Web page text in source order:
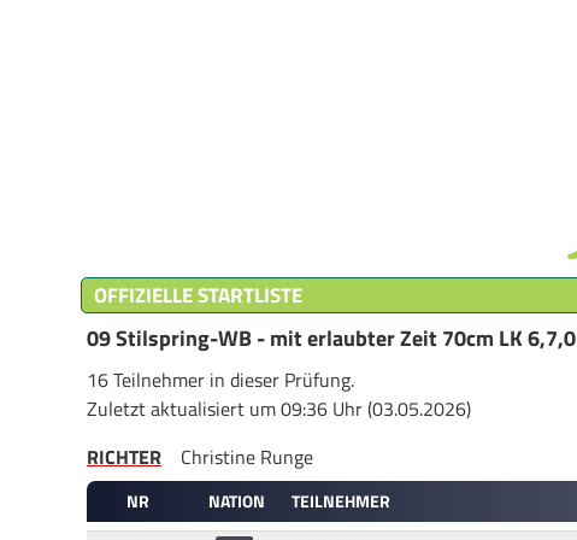
OFFIZIELLE STARTLISTE
09 Stilspring-WB - mit erlaubter Zeit 70cm LK 6,7,0
16 Teilnehmer in dieser Prüfung.
Zuletzt aktualisiert um 09:36 Uhr (03.05.2026)
RICHTER
Christine Runge
NR NATION TEILNEHMER